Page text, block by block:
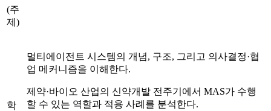
(주
제)
학
멀티에이전트 시스템의 개념, 구조, 그리고 의사결정·협
업 메커니즘을 이해한다.
제약·바이오 산업의 신약개발 전주기에서 MAS가 수행
할 수 있는 역할과 적용 사례를 분석한다.